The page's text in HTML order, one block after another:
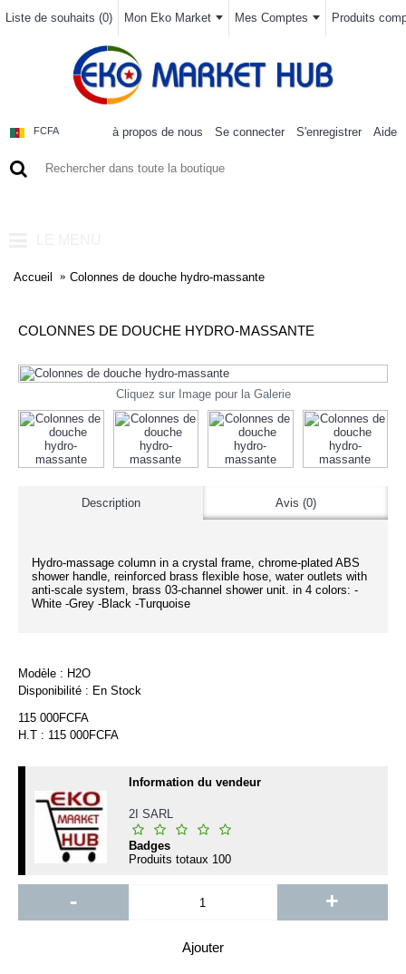
Liste de souhaits (0) Mon Eko Market Mes Comptes Produits
FCFA à propos de nous Se connecter S'enregistrer Aide
Accueil Colonnes de douche hydro-massante
COLONNES DE DOUCHE HYDRO-MASSANTE
Cliquez sur Image pour la Galerie
Description Avis (0)
Hydro-massage column in a crystal frame, chrome-plated ABS
shower handle, reinforced brass flexible hose, water outlets with
anti-scale system, brass 03-channel shower unit. in 4 colors: -
White -Grey -Black -Turquoise
Modèle : H2O
Disponibilité : En Stock
115 000FCFA
H.T : 115 000FCFA
Information du vendeur
2I SARL
Badges
Produits totaux 100
- +
Ajouter